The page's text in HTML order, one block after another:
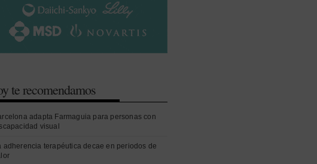
te recomendamos
adapta Farmaguia para personas con
visual
adherencia terapéutica decae en periodos de